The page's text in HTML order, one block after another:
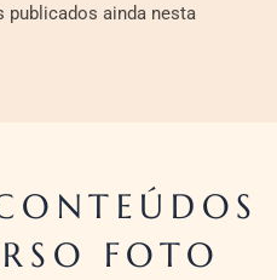
publicados ainda nesta
FOTO